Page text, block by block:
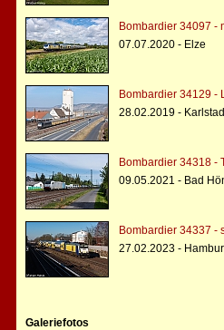
Bombardier 34097 -
07.07.2020 - Elze
Bombardier 34129 -
28.02.2019 -
Bombardier 34318 -
09.05.2021 - Bad
Bombardier 34337 -
27.02.2023 -
Galeriefotos